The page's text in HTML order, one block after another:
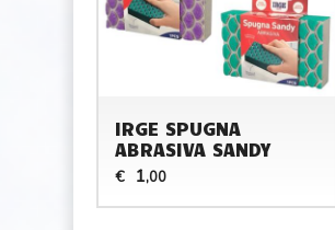
IRGE SPUGNA
ABRASIVA SANDY
€ 1,00